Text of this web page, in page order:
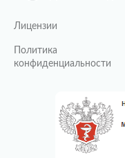
Лицензии
Политика
конфиденциальности